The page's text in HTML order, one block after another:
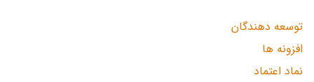
توسعه دهندگان
افزونه ها
نماد اعتماد